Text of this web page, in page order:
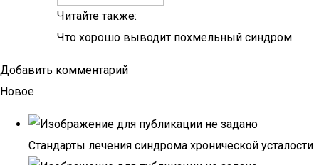
Читайте также:
Что хорошо выводит похмельный синдром
Добавить комментарий
Новое
Стандарты лечения синдрома хронической усталости